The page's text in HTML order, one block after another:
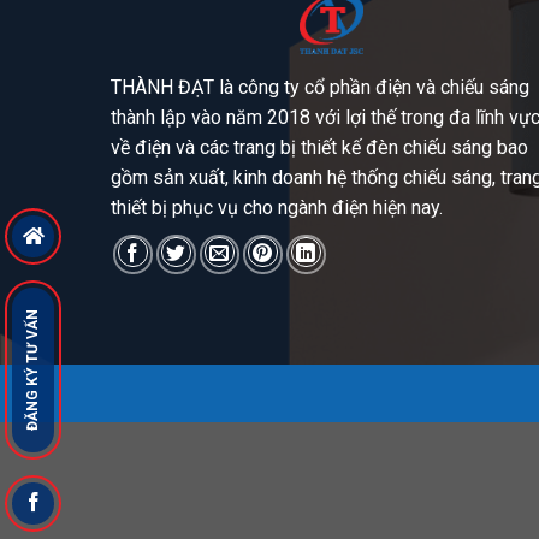
THÀNH ĐẠT là công ty cổ phần điện và chiếu sáng
thành lập vào năm 2018 với lợi thế trong đa lĩnh vực
về điện và các trang bị thiết kế đèn chiếu sáng bao
gồm sản xuất, kinh doanh hệ thống chiếu sáng,
thiết bị phục vụ cho ngành điện hiện nay.
ĐĂNG KÝ TƯ VẤN